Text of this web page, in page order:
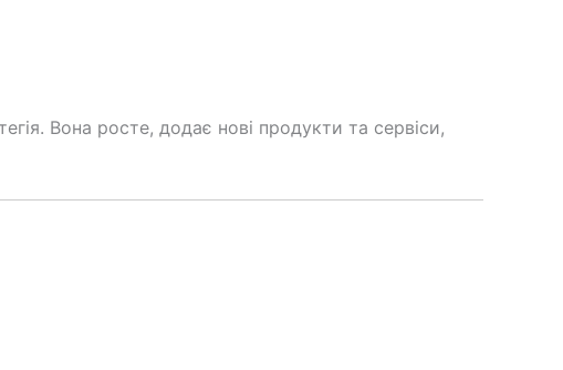
Вона росте, додає нові продукти та сервіси,